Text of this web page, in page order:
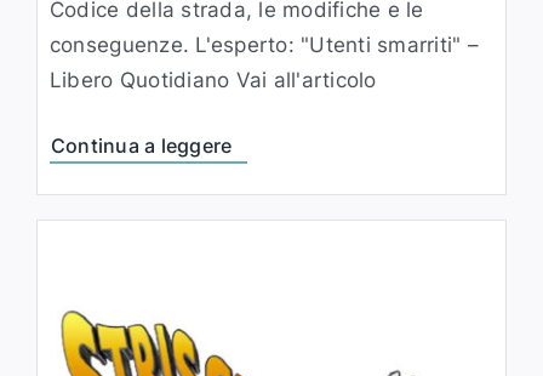
Codice della strada, le modifiche e le
conseguenze. L'esperto: "Utenti smarriti" –
Libero Quotidiano Vai all'articolo
Continua a leggere